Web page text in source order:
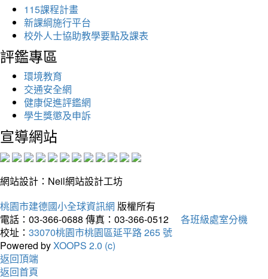
115課程計畫
新課綱施行平台
校外人士協助教學要點及課表
評鑑專區
環境教育
交通安全網
健康促進評鑑網
學生獎懲及申訴
宣導網站
網站設計：Neil網站設計工坊
桃園市建德國小全球資訊網 版權所有
電話：03-366-0688 傳真：03-366-0512
各班級處室分機
校址： 33070桃園市桃園區延平路 265 號
Powered byXOOPS 2.0 (c)
返回頂端
返回首頁